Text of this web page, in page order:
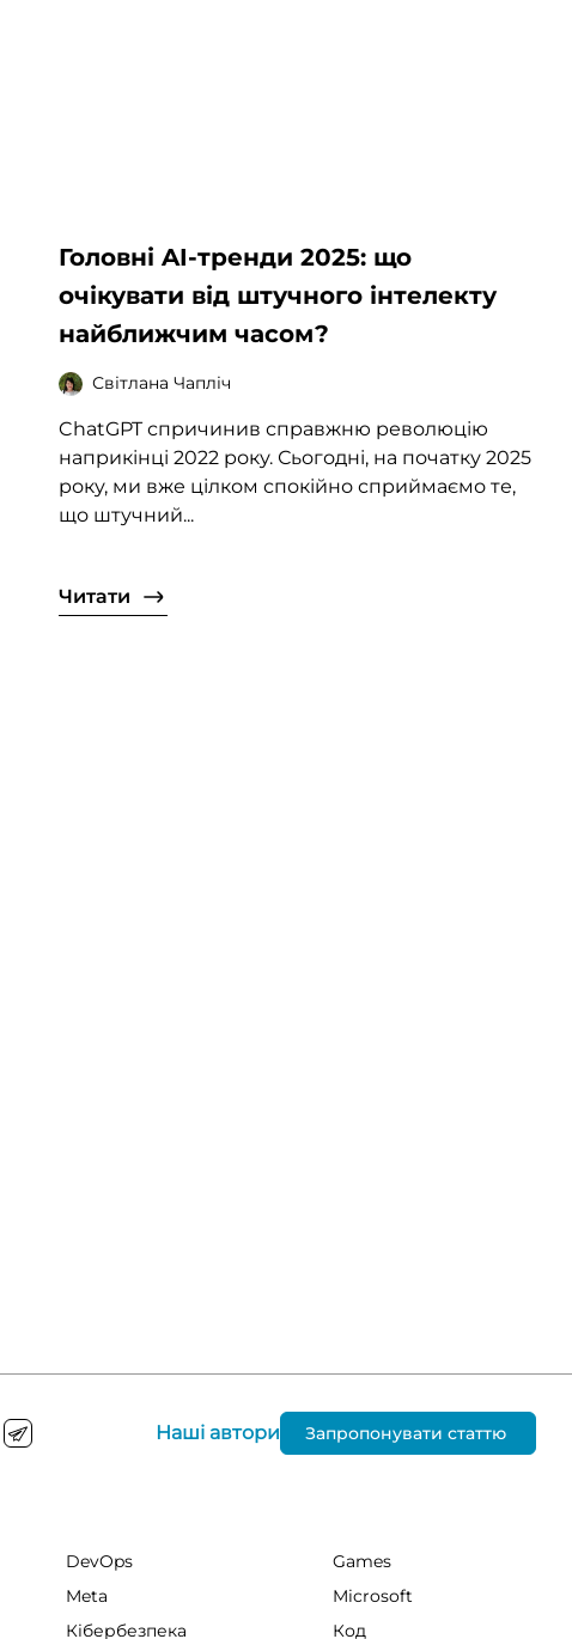
Головні AI-тренди 2025: що
очікувати від штучного інтелекту
найближчим часом?
Світлана Чапліч
ChatGPT спричинив справжню революцію
наприкінці 2022 року. Сьогодні, на початку 2025
року, ми вже цілком спокійно сприймаємо те,
що штучний...
Читати
Наші автори Запропонувати статтю
DevOps
Games
Meta
Microsoft
Кібербезпека Код